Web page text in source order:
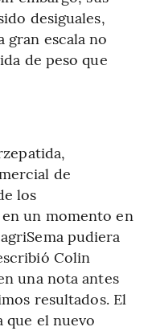
desiguales,
gran escala no
de peso que
de
los
un momento en
pudiera
Colin
una nota antes
resultados. El
que el nuevo